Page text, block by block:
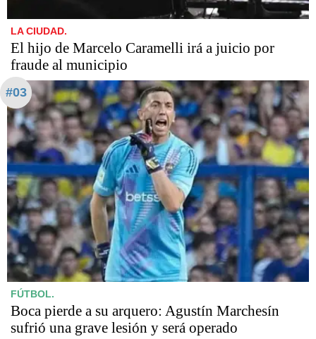
LA CIUDAD.
​​​​​El hijo de Marcelo Caramelli irá a juicio por
fraude al municipio
#03
FÚTBOL.
Boca pierde a su arquero: Agustín Marchesín
sufrió una grave lesión y será operado